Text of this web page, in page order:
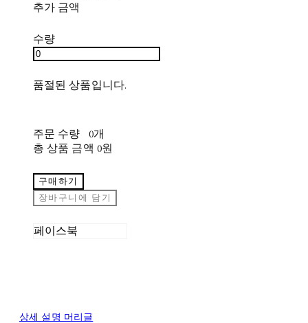
추가 금액
수량
품절된 상품입니다.
주문 수량
0개
총 상품 금액 0원
구매하기
장바구니에 담기
페이스북
상세 설명 머리글